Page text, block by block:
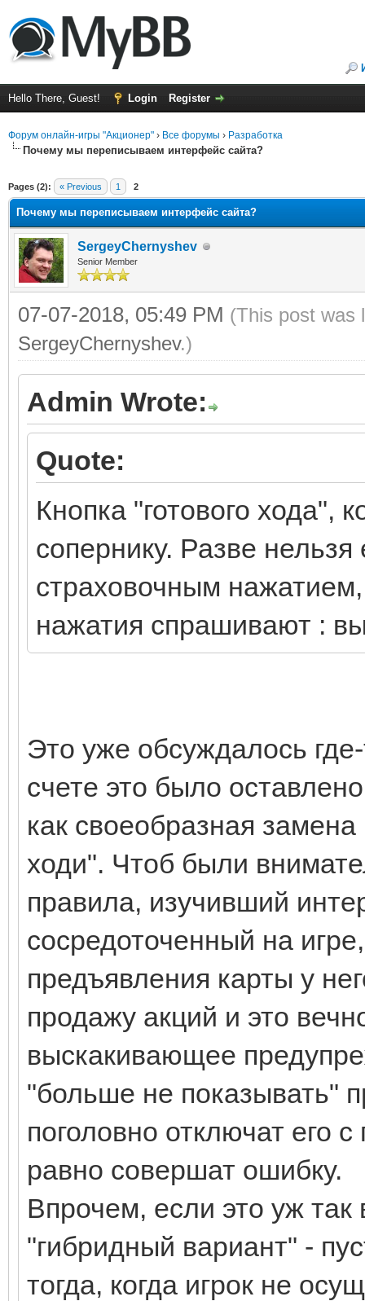
Hello There, Guest! Login Register
Форум онлайн-игры "Акционер" › Все форумы › Разработка
Почему мы переписываем интерфейс сайта?
Pages (2): « Previous 1 2
Почему мы переписываем интерфейс сайта?
SergeyChernyshev
Senior Member
07-07-2018, 05:49 PM (This post was
SergeyChernyshev.)
Admin Wrote:
Quote:
Кнопка "готового хода",
сопернику. Разве нельзя
страховочным нажатием,
нажатия спрашивают :
Это уже обсуждалось
счете это было
как своеобразная
ходи". Чтоб были
правила, изучивший
сосредоточенный на
предъявления карты у
продажу акций и это
выскакивающее
"больше не показывать"
поголовно отключат его
равно совершат ошибку.
Впрочем, если это уж
"гибридный вариант" -
тогда, когда игрок не